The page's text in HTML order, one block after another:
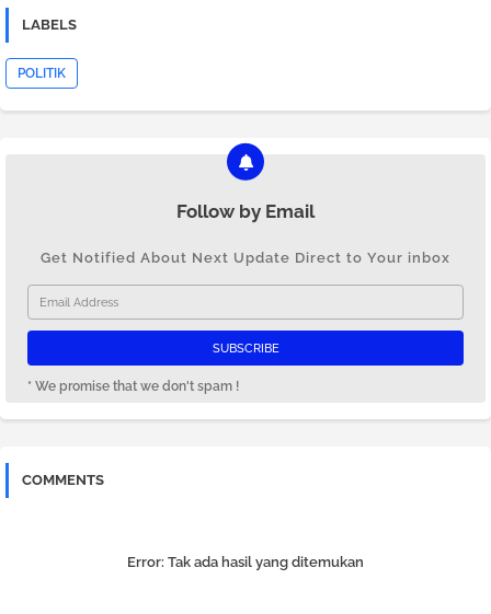
LABELS
POLITIK
Follow by Email
Get Notified About Next Update Direct to Your inbox
* We promise that we don't spam !
COMMENTS
Error: Tak ada hasil yang ditemukan